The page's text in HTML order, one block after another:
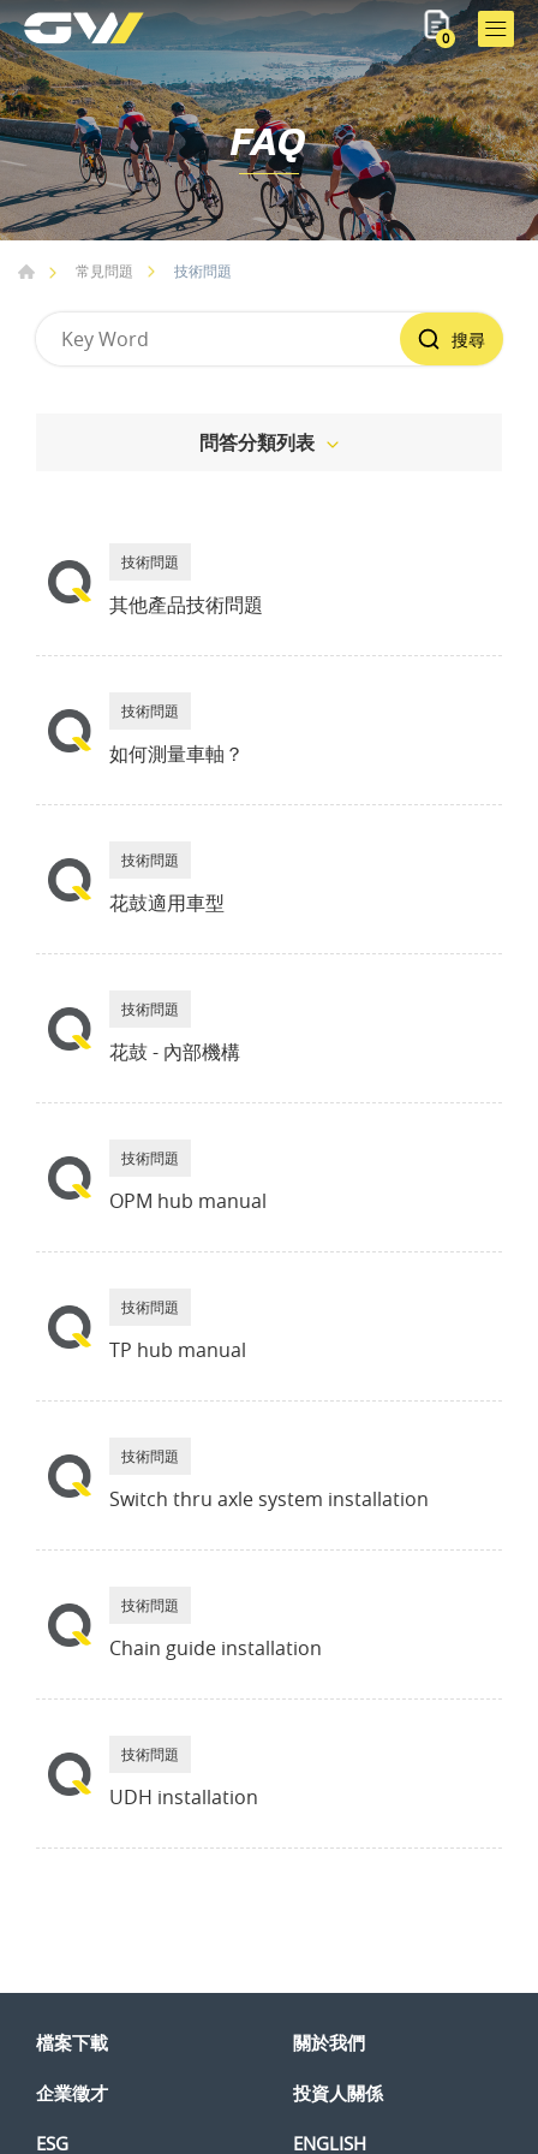
0
FAQ
常見問題 技術問題
搜尋
問答分類列表
技術問題
其他產品技術問題
技術問題
如何測量車軸？
技術問題
花鼓適用車型
技術問題
花鼓 - 內部機構
技術問題
OPM hub manual
技術問題
TP hub manual
技術問題
Switch thru axle system installation
技術問題
Chain guide installation
技術問題
UDH installation
檔案下載 關於我們
企業徵才 投資人關係
ESG ENGLISH